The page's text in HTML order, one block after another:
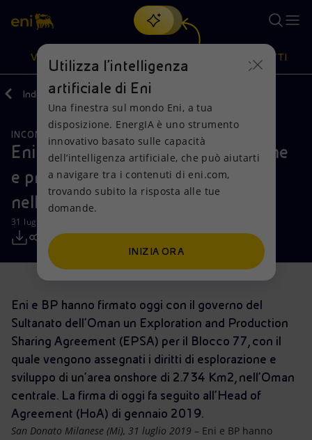
Cerca
scopri EnergIA, la nostra nuova soluzione di intelligenza
artificiale.
VISIONE
Visione
Mission e valori
Persone e Partnership
Net Zero
Modello satellitare
Energia accessibile
Innovazione
Scenari energetici
Azioni
Diversificazione energetica
Tecnologie per la transizione
Collaborazioni per l'innovazione
Attività nel mondo
PRODOTTI
Prodotti
Casa
Imprese
Mobilità
Indietro Media Comunicati Stampa
INCONTRI E ACCORDI RISORSE NATURALI
Eni acquisisce i diritti di esplorazione
e produzione del Blocco 77
nell’onshore dell’Oman
31 luglio 2019 - 09:30 CEST
Eni e BP hanno firmato oggi con il governo del
Sultanato dell'Oman un Exploration and Production
Sharing Agreement (EPSA) per il Blocco 77, con il
quale vengono assegnati i diritti di esplorazione e
sviluppo di un’area onshore di 2.734 Km2, nell’Oman
centrale. La firma di oggi fa seguito all’Head of
Agreement (HoA) di gennaio 2019.
San Donato Milanese (Mi), 31 luglio 2019 – Eni e BP hanno
Utilizza l'intelligenza
artificiale di Eni
Una finestra sul mondo Eni, a tua
disposizione. EnergIA è uno strumento
innovativo basato sulle capacità
dell’intelligenza artificiale, che può aiutarti
a navigare tra i contenuti di eni.com,
trovando subito la risposta alle tue
domande.
INIZIA ORA